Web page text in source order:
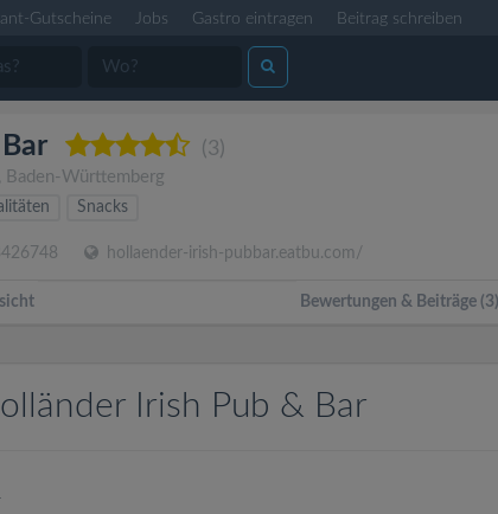
Gutscheine Jobs Gastro eintragen Beitrag schreiben
(3)
Baden-Württemberg
Snacks
hollaender-irish-pubbar.eatbu.com/
Bewertungen & Beiträge (3)
Irish Pub & Bar